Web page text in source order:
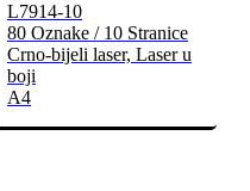
L7914-10
80 Oznake / 10 Stranice
Crno-bijeli laser, Laser u
boji
A4